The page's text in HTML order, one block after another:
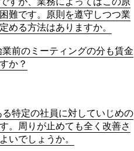
難です。原則を遵守しつつ業
める方法はありますか。
前のミーティングの分も賃金
か？
特定の社員に対していじめの
。周りが止めても全く改善さ
いでしょうか。